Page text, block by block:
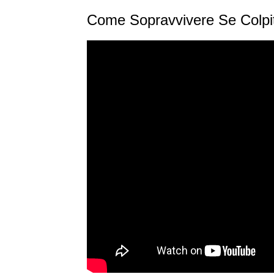
Come Sopravvivere Se